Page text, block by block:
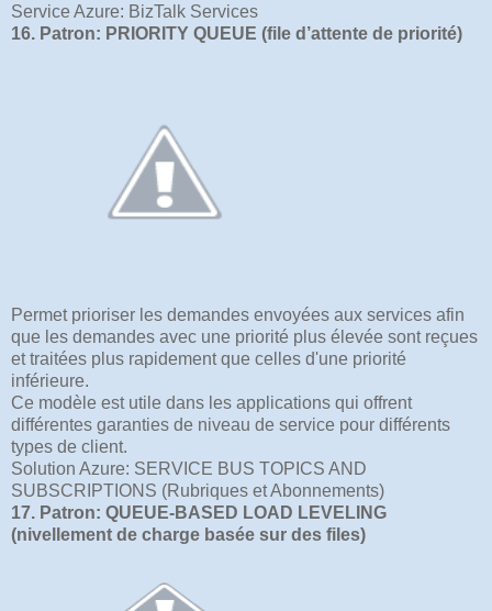
Service Azure: BizTalk Services
16. Patron: PRIORITY QUEUE (file d’attente de priorité)
Permet prioriser les demandes envoyées aux services afin
que les demandes avec une priorité plus élevée sont reçues
et traitées plus rapidement que celles d'une priorité
inférieure.
Ce modèle est utile dans les applications qui offrent
différentes garanties de niveau de service pour différents
types de client.
Solution Azure: SERVICE BUS TOPICS AND
SUBSCRIPTIONS (Rubriques et Abonnements)
17. Patron: QUEUE-BASED LOAD LEVELING
(nivellement de charge basée sur des files)